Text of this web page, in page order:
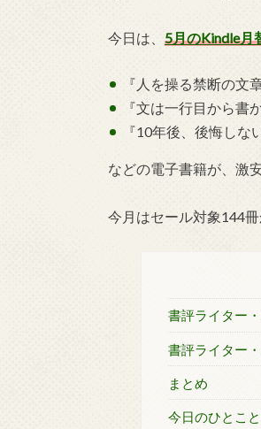
今日は、 5月のKindle月
『人を操る禁断の文
『文は一行目から書
『10年後、後悔しな
などの電子書籍が、激
今月はセール対象144
書評ライター
書評ライター
まとめ
今日のひとこと